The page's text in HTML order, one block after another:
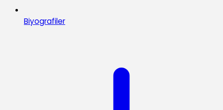
Biyografiler